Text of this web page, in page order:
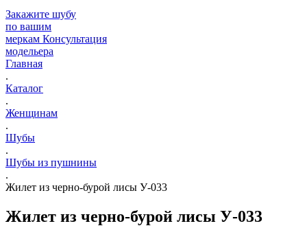
Закажите шубу
по вашим
меркам Консультация
модельера
Главная
.
Каталог
.
Женщинам
.
Шубы
.
Шубы из пушнины
.
Жилет из черно-бурой лисы У-033
Жилет из черно-бурой лисы У-033